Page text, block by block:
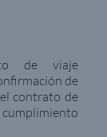
de viaje
de
contrato de
cumplimiento